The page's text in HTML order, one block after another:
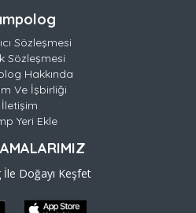
Sözleşmesi
Sözleşmesi
Hakkında
Ve İşbirliği
İletişim
Yeri Ekle
Doğayı Keşfet